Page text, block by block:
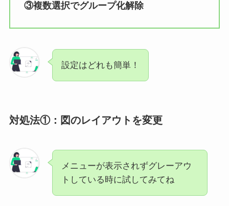
③複数選択でグループ化解除
設定はどれも簡単！
対処法①：図のレイアウトを変更
メニューが表示されずグレーアウ
トしている時に試してみてね